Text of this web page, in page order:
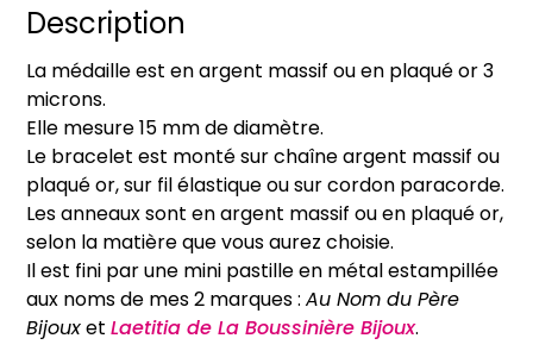
d'Amour
argent
ou
en
plaqué
or)
Description
La médaille est en argent massif ou en plaqué or 3
microns.
Elle mesure 15 mm de diamètre.
Le bracelet est monté sur chaîne argent massif ou
plaqué or, sur fil élastique ou sur cordon paracorde.
Les anneaux sont en argent massif ou en plaqué or,
selon la matière que vous aurez choisie.
Il est fini par une mini pastille en métal estampillée
aux noms de mes 2 marques :Au Nom du Père
BijouxetLaetitia de La Boussinière Bijoux.